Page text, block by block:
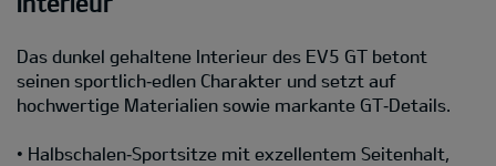
Das dunkel gehaltene Interieur des EV5 GT betont
seinen sportlich‑edlen Charakter und setzt auf
hochwertige Materialien sowie markante GT‑Details.
• Halbschalen‑Sportsitze mit exzellentem Seitenhalt,